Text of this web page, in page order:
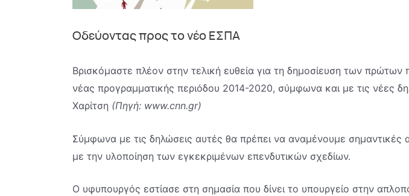
Οδεύοντας προς το νέο ΕΣΠΑ
Βρισκόμαστε πλέον στην τελική ευθεία για τη δημοσίευση των
νέας προγραμματικής περιόδου 2014-2020, σύμφωνα και με τις νέες
Χαρίτση (Πηγή: www.cnn.gr)
Σύμφωνα με τις δηλώσεις αυτές θα πρέπει να αναμένουμε
με την υλοποίηση των εγκεκριμένων επενδυτικών σχεδίων.
Ο υφυπουργός εστίασε στη σημασία που δίνει το υπουργείο στην